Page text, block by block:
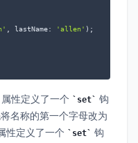
, lastName: 'allen' );
属性定义了一个 set
钩
名称的第一个字母改为
性定义了一个 set
钩